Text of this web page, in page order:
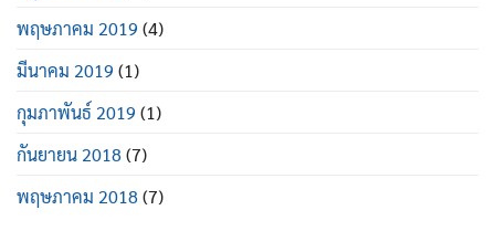
พฤษภาคม 2019 (4)
มีนาคม 2019 (1)
กุมภาพันธ์ 2019 (1)
กันยายน 2018(7)
พฤษภาคม 2018(7)